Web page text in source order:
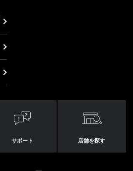
サポート 店舗を探す